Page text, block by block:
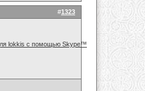
#1323